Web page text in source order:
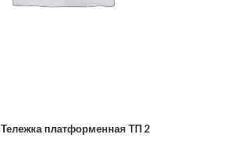
Тележка платформенная ТП 2